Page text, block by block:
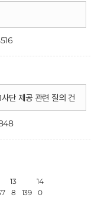
단 제공 관련 질의 건
13
8
139
14
0